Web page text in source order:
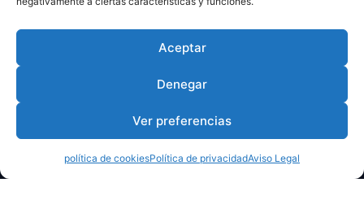
Aceptar
Denegar
Ver preferencias
política de cookiesPolítica de privacidadAviso Legal